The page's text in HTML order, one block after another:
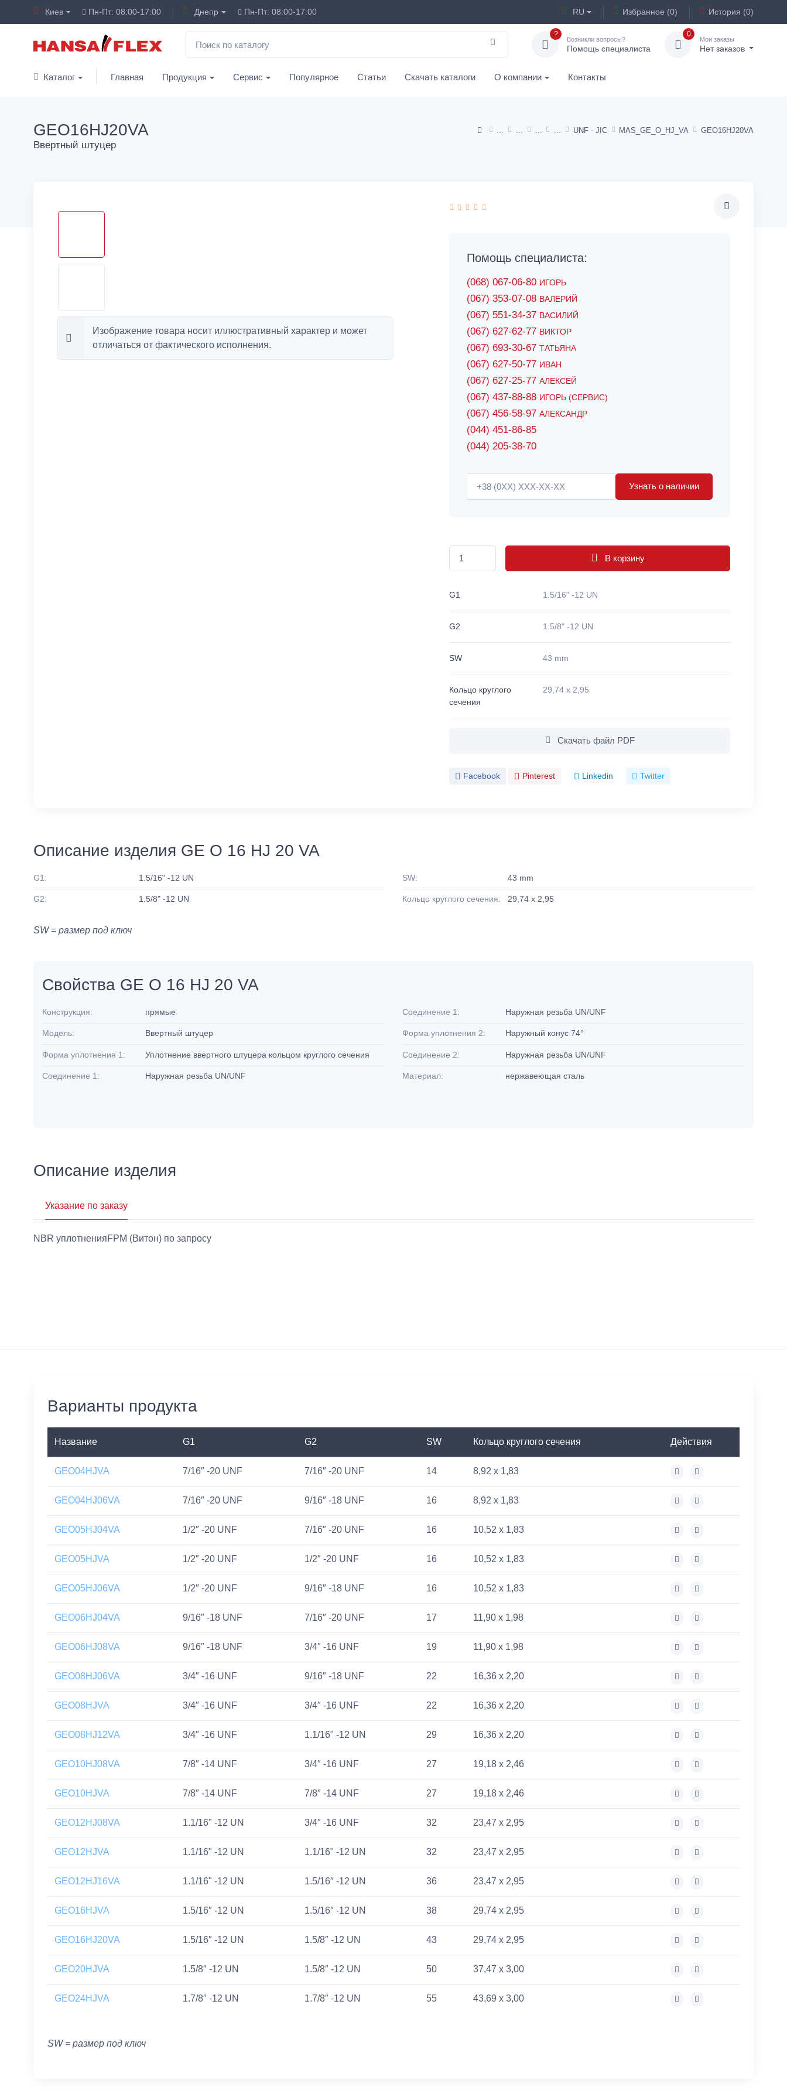
Киев Пн-Пт: 08:00-17:00 Днепр Пн-Пт: 08:00-17:00 RU Избранное (0) История (0)
?
Возникли вопросы?
Помощь специалиста
0
Мои заказы
Нет заказов
Каталог Главная Продукция Сервис Популярное Статьи Скачать каталоги О компании Контакты
UNF - JIC MAS_GE_O_HJ_VA GEO16HJ20VA
GEO16HJ20VA
Ввертный штуцер
Изображение товара носит иллюстративный характер и может
отличаться от фактического исполнения.
Помощь специалиста:
(068) 067-06-80 ИГОРЬ
(067) 353-07-08 ВАЛЕРИЙ
(067) 551-34-37 ВАСИЛИЙ
(067) 627-62-77 ВИКТОР
(067) 693-30-67 ТАТЬЯНА
(067) 627-50-77 ИВАН
(067) 627-25-77 АЛЕКСЕЙ
(067) 437-88-88 ИГОРЬ (СЕРВИС)
(067) 456-58-97 АЛЕКСАНДР
(044) 451-86-85
(044) 205-38-70
Узнать о наличии
В корзину
G1 1.5/16" -12 UN
G2 1.5/8" -12 UN
SW 43 mm
Кольцо круглого
сечения
29,74 x 2,95
Скачать файл PDF
Facebook Pinterest Linkedin Twitter
Описание изделия GE O 16 HJ 20 VA
G1: 1.5/16" -12 UN
G2: 1.5/8" -12 UN
SW: 43 mm
Кольцо круглого сечения: 29,74 x 2,95
SW = размер под ключ
Свойства GE O 16 HJ 20 VA
Конструкция: прямые
Модель: Ввертный штуцер
Форма уплотнения 1: Уплотнение ввертного штуцера кольцом круглого сечения
Соединение 1: Наружная резьба UN/UNF
Соединение 1: Наружная резьба UN/UNF
Форма уплотнения 2: Наружный конус 74°
Соединение 2: Наружная резьба UN/UNF
Материал: нержавеющая сталь
Описание изделия
Указание по заказу
NBR уплотненияFPM (Витон) по запросу
Варианты продукта
Название G1 G2 SW Кольцо круглого сечения Действия
GEO04HJVA 7/16″ -20 UNF 7/16″ -20 UNF 14 8,92 x 1,83
GEO04HJ06VA 7/16″ -20 UNF 9/16″ -18 UNF 16 8,92 x 1,83
GEO05HJ04VA 1/2″ -20 UNF 7/16″ -20 UNF 16 10,52 x 1,83
GEO05HJVA 1/2″ -20 UNF 1/2″ -20 UNF 16 10,52 x 1,83
GEO05HJ06VA 1/2″ -20 UNF 9/16″ -18 UNF 16 10,52 x 1,83
GEO06HJ04VA 9/16″ -18 UNF 7/16″ -20 UNF 17 11,90 x 1,98
GEO06HJ08VA 9/16″ -18 UNF 3/4″ -16 UNF 19 11,90 x 1,98
GEO08HJ06VA 3/4″ -16 UNF 9/16″ -18 UNF 22 16,36 x 2,20
GEO08HJVA 3/4″ -16 UNF 3/4″ -16 UNF 22 16,36 x 2,20
GEO08HJ12VA 3/4″ -16 UNF 1.1/16" -12 UN 29 16,36 x 2,20
GEO10HJ08VA 7/8″ -14 UNF 3/4″ -16 UNF 27 19,18 x 2,46
GEO10HJVA 7/8″ -14 UNF 7/8″ -14 UNF 27 19,18 x 2,46
GEO12HJ08VA 1.1/16" -12 UN 3/4″ -16 UNF 32 23,47 x 2,95
GEO12HJVA 1.1/16" -12 UN 1.1/16" -12 UN 32 23,47 x 2,95
GEO12HJ16VA 1.1/16" -12 UN 1.5/16″ -12 UN 36 23,47 x 2,95
GEO16HJVA 1.5/16″ -12 UN 1.5/16″ -12 UN 38 29,74 x 2,95
GEO16HJ20VA 1.5/16″ -12 UN 1.5/8″ -12 UN 43 29,74 x 2,95
GEO20HJVA 1.5/8″ -12 UN 1.5/8″ -12 UN 50 37,47 x 3,00
GEO24HJVA 1.7/8″ -12 UN 1.7/8″ -12 UN 55 43,69 x 3,00
SW = размер под ключ